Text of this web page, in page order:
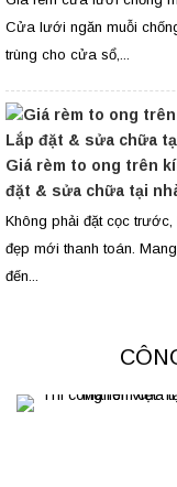
Cửa lưới ngăn muỗi
trùng cho cửa sổ,...
Giá rèm to ong trên
đặt & sửa chữa tại
Không phải đặt cọc trước,
đẹp mới thanh toán.
đến...